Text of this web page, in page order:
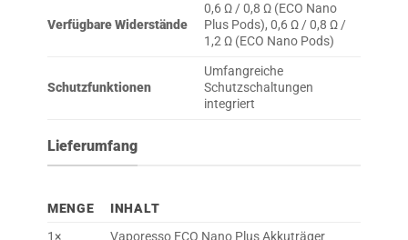
Verfügbare Widerstände
0,6 Ω / 0,8 Ω (ECO Nano
Plus Pods), 0,6 Ω / 0,8 Ω /
1,2 Ω (ECO Nano Pods)
Schutzfunktionen
Umfangreiche
Schutzschaltungen
integriert
Lieferumfang
MENGE
INHALT
1×
Vaporesso ECO Nano Plus Akkuträger